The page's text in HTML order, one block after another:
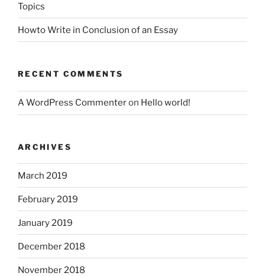
Topics
Howto Write in Conclusion of an Essay
RECENT COMMENTS
A WordPress Commenteron Hello world!
ARCHIVES
March 2019
February 2019
January 2019
December 2018
November 2018